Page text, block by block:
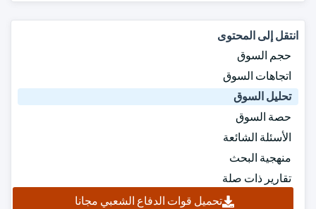
انتقل إلى المحتوى
حجم السوق
اتجاهات السوق
تحليل السوق
حصة السوق
الأسئلة الشائعة
منهجية البحث
تقارير ذات صلة
تحميل قوات الدفاع الشعبي مجانا